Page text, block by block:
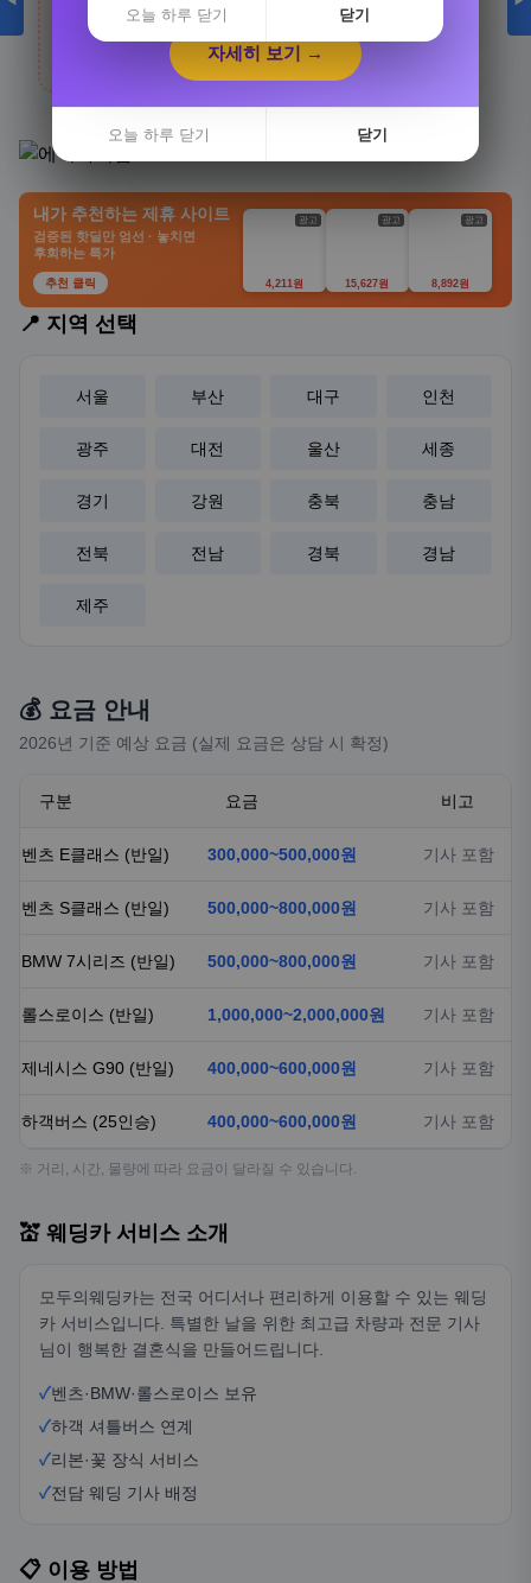
생활/건강
카테고리 상품 더 보기
내가 추천하는 제휴 사이트
검증된 핫딜만 엄선 · 놓치면
후회하는 특가
추천 클릭
광고
4,211원
광고
15,627원
광고
8,892원
📍 지역 선택
서울 부산 대구 인천
광주 대전 울산 세종
경기 강원 충북 충남
전북 전남 경북 경남
제주
💰 요금 안내
2026년 기준 예상 요금 (실제 요금은 상담 시 확정)
구분 요금 비고
벤츠 E클래스 (반일) 300,000~500,000원 기사 포함
벤츠 S클래스 (반일) 500,000~800,000원 기사 포함
BMW 7시리즈 (반일) 500,000~800,000원 기사 포함
롤스로이스 (반일) 1,000,000~2,000,000원 기사 포함
제네시스 G90 (반일) 400,000~600,000원 기사 포함
하객버스 (25인승) 400,000~600,000원 기사 포함
※ 거리, 시간, 물량에 따라 요금이 달라질 수 있습니다.
💒 웨딩카 서비스 소개
모두의웨딩카는 전국 어디서나 편리하게 이용할 수 있는 웨딩
카 서비스입니다. 특별한 날을 위한 최고급 차량과 전문 기사
님이 행복한 결혼식을 만들어드립니다.
✓벤츠·BMW·롤스로이스 보유
✓하객 셔틀버스 연계
✓리본·꽃 장식 서비스
✓전담 웨딩 기사 배정
📋 이용 방법
오늘 하루 닫기 닫기
자세히 보기 →
오늘 하루 닫기 닫기
자세히 보기 →
오늘 하루 닫기 닫기